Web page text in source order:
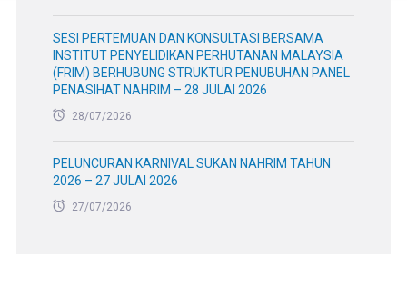
SESI PERTEMUAN DAN KONSULTASI BERSAMA
INSTITUT PENYELIDIKAN PERHUTANAN MALAYSIA
(FRIM) BERHUBUNG STRUKTUR PENUBUHAN PANEL
PENASIHAT NAHRIM – 28 JULAI 2026
28/07/2026
PELUNCURAN KARNIVAL SUKAN NAHRIM TAHUN
2026 – 27 JULAI 2026
27/07/2026